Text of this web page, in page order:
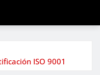
ISO 9001